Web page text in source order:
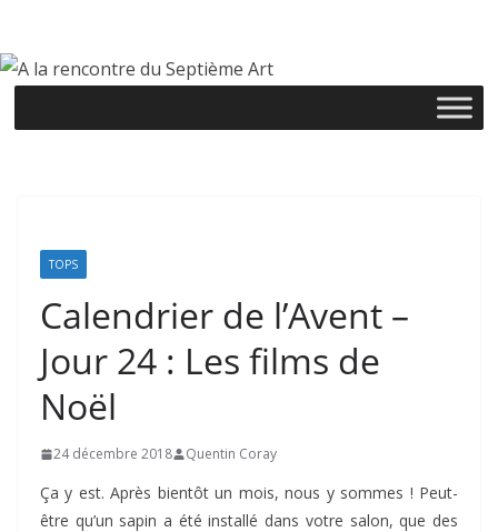
contenu
TOPS
Calendrier de l’Avent –
Jour 24 : Les films de
Noël
24 décembre 2018 Quentin Coray
Ça y est. Après bientôt un mois, nous y sommes ! Peut-
être qu’un sapin a été installé dans votre salon, que des